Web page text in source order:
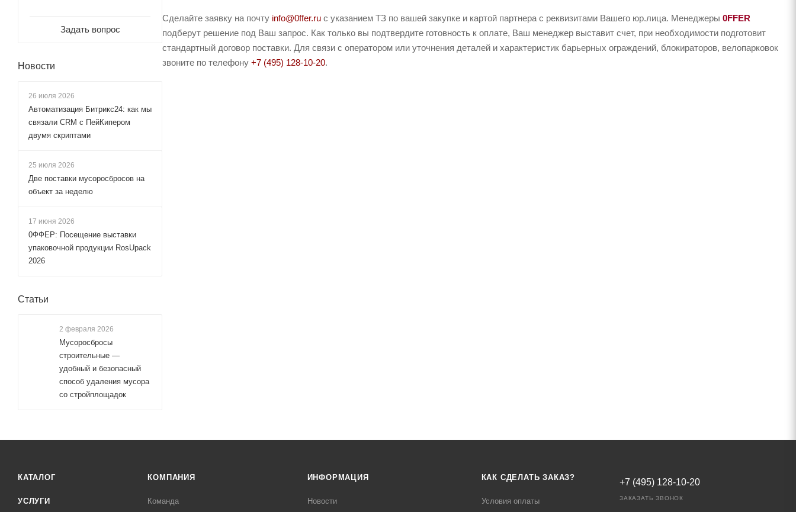
Сделайте заявку на почту info@0ffer.ru с указанием ТЗ по вашей закупке и картой партнера с реквизитами Вашего юр.лица. Менеджеры 0FFER
подберут решение под Ваш запрос. Как только вы подтвердите готовность к оплате, Ваш менеджер выставит счет, при необходимости подготовит
стандартный договор поставки. Для связи с оператором или уточнения деталей и характеристик барьерных ограждений, блокираторов, велопарковок
звоните по телефону +7 (495) 128-10-20.
Задать вопрос
Новости
26 июля 2026
Автоматизация Битрикс24: как мы
связали CRM с ПейКипером
двумя скриптами
25 июля 2026
Две поставки мусоросбросов на
объект за неделю
17 июня 2026
0ФФЕР: Посещение выставки
упаковочной продукции RosUpack
2026
Статьи
2 февраля 2026
Мусоросбросы
строительные —
удобный и безопасный
способ удаления мусора
со стройплощадок
КАТАЛОГ
УСЛУГИ
КОМПАНИЯ
Команда
ИНФОРМАЦИЯ
Новости
КАК СДЕЛАТЬ ЗАКАЗ?
Условия оплаты
+7 (495) 128-10-20
ЗАКАЗАТЬ ЗВОНОК